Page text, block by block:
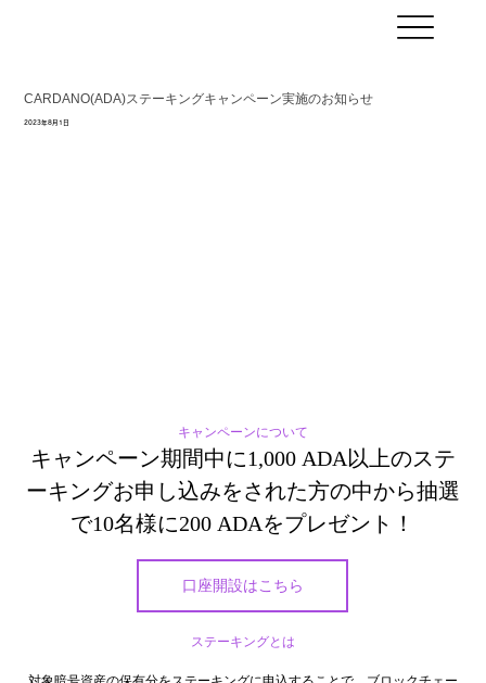
CARDANO(ADA)ステーキングキャンペーン実施のお知らせ
2023年8月1日
キャンペーンについて
キャンペーン期間中に1,000 ADA以上のステ
ーキングお申し込みをされた方の中から抽選
で10名様に200 ADAをプレゼント！
口座開設はこちら
ステーキングとは